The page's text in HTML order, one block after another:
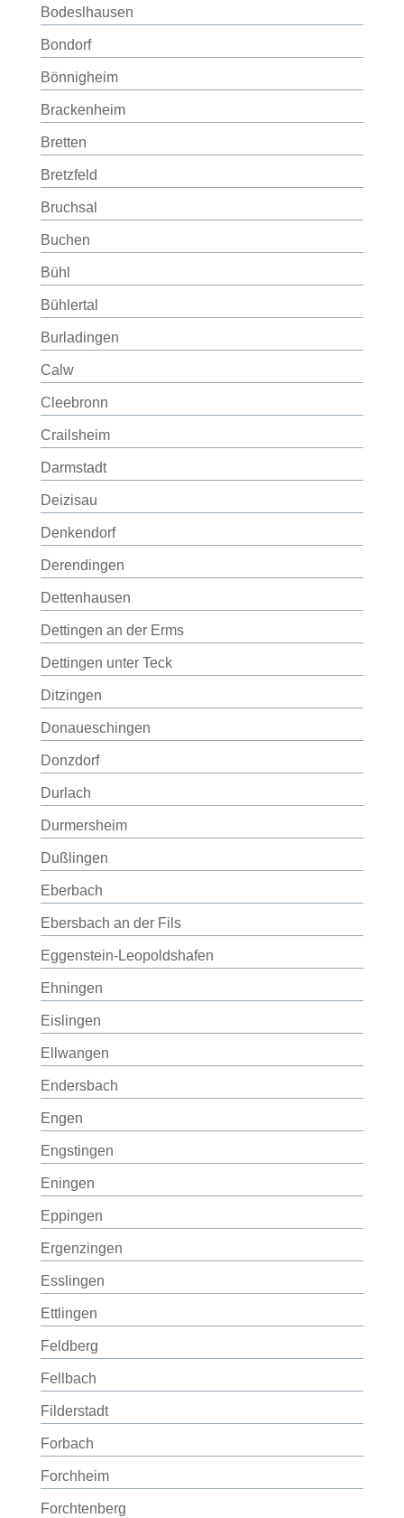
Bodeslhausen
Bondorf
Bönnigheim
Brackenheim
Bretten
Bretzfeld
Bruchsal
Buchen
Bühl
Bühlertal
Burladingen
Calw
Cleebronn
Crailsheim
Darmstadt
Deizisau
Denkendorf
Derendingen
Dettenhausen
Dettingen an der Erms
Dettingen unter Teck
Ditzingen
Donaueschingen
Donzdorf
Durlach
Durmersheim
Dußlingen
Eberbach
Ebersbach an der Fils
Eggenstein-Leopoldshafen
Ehningen
Eislingen
Ellwangen
Endersbach
Engen
Engstingen
Eningen
Eppingen
Ergenzingen
Esslingen
Ettlingen
Feldberg
Fellbach
Filderstadt
Forbach
Forchheim
Forchtenberg